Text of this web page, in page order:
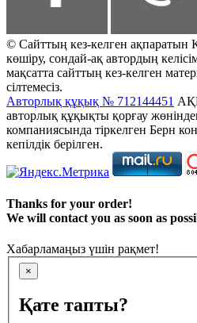
© Сайттың кез-келген
көшіру, сондай-ақ автордың
мақсатта сайттың кез-келген
сілтемесіз.
Авторлық құқық № 712144451
авторлық құқықты қорғау
компаниясында тіркелген Берн
кепілдік берілген.
Thanks for your order!
We will contact you as soon as
Хабарламаңыз үшін рақмет!
×
Қате тапты?